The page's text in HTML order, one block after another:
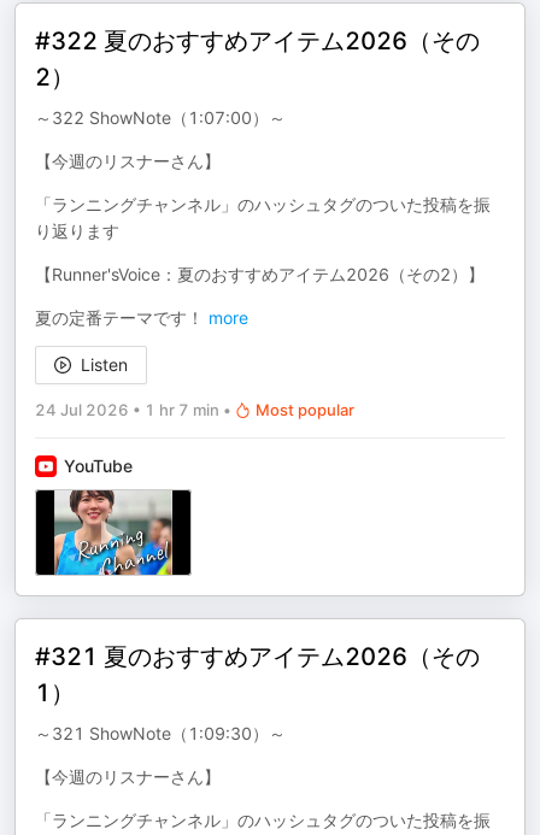
#322 夏のおすすめアイテム2026（その
2）
～322 ShowNote（1:07:00）～
【今週のリスナーさん】
「ランニングチャンネル」のハッシュタグのついた投稿を振
り返ります
【Runner'sVoice：夏のおすすめアイテム2026（その2）】
夏の定番テーマです！ more
Listen
24 Jul 2026 • 1 hr 7 min • Most popular
YouTube
#321 夏のおすすめアイテム2026（その
1）
～321 ShowNote（1:09:30）～
【今週のリスナーさん】
「ランニングチャンネル」のハッシュタグのついた投稿を振